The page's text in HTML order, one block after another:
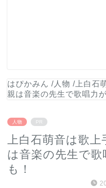
はぴかみん / 人物 / 上白石
親は音楽の先生で歌唱力
人物 PR
上白石萌音は歌
は音楽の先生で
も！